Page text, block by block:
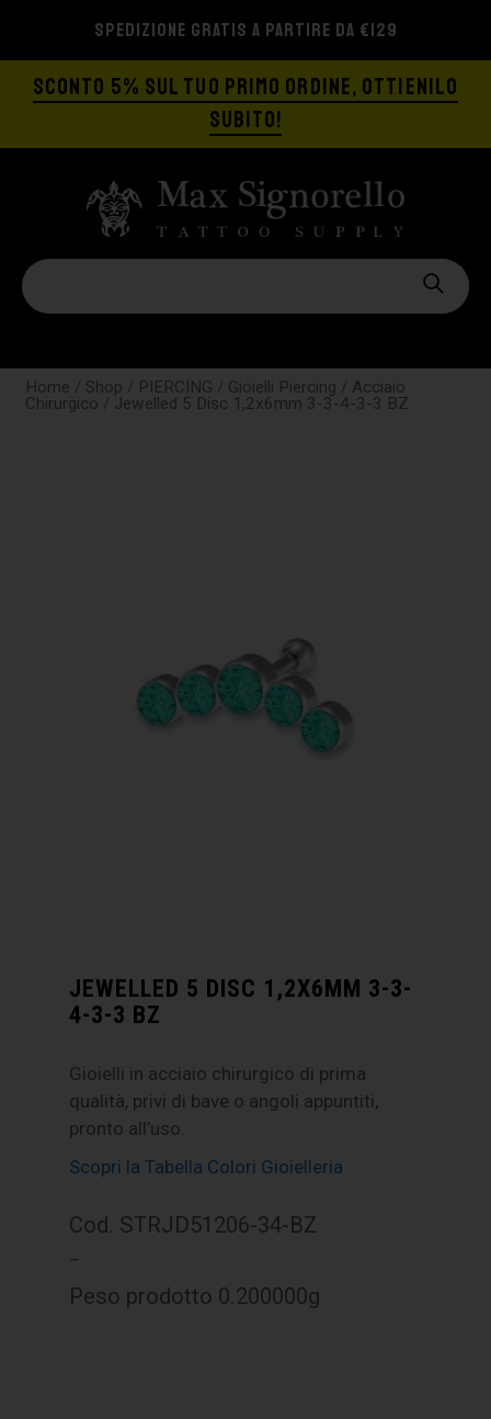
SPEDIZIONE GRATIS A PARTIRE DA €129
SCONTO 5% SUL TUO PRIMO ORDINE, OTTIENILO
SUBITO!
Home / Shop / PIERCING / Gioielli Piercing / Acciaio
Chirurgico / Jewelled 5 Disc 1,2x6mm 3-3-4-3-3 BZ
JEWELLED 5 DISC 1,2X6MM 3-3-
4-3-3 BZ
Gioielli in acciaio chirurgico di prima
qualità, privi di bave o angoli appuntiti,
pronto all’uso.
Scopri la Tabella Colori Gioielleria
Cod. STRJD51206-34-BZ
–
Peso prodotto 0.200000g